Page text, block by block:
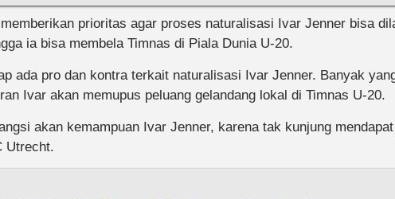
prioritas agar proses naturalisasi Ivar Jenner bisa
ia bisa membela Timnas di Piala Dunia U-20.
ada pro dan kontra terkait naturalisasi Ivar Jenner. Banyak
Ivar akan memupus peluang gelandang lokal di Timnas U-20.
akan kemampuan Ivar Jenner, karena tak kunjung
Utrecht.